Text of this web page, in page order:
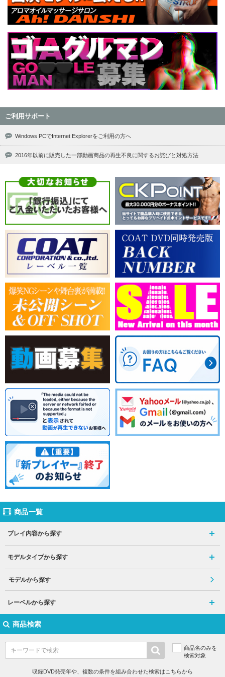
ご利用サポート
Windows PCでInternet Explorerをご利用の方へ
2016年以前に販売した一部動画商品の再生不良に関するお詫びと対処方法
商品一覧
プレイ内容から探す
モデルタイプから探す
モデルから探す
レーベルから探す
商品検索
商品名のみを
検索対象
収録DVD発売年や、複数の条件を組み合わせた検索はこちらから